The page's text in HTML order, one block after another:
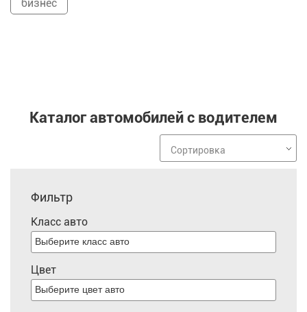
бизнес
Каталог автомобилей с водителем
Сортировка
Фильтр
Класс авто
Цвет